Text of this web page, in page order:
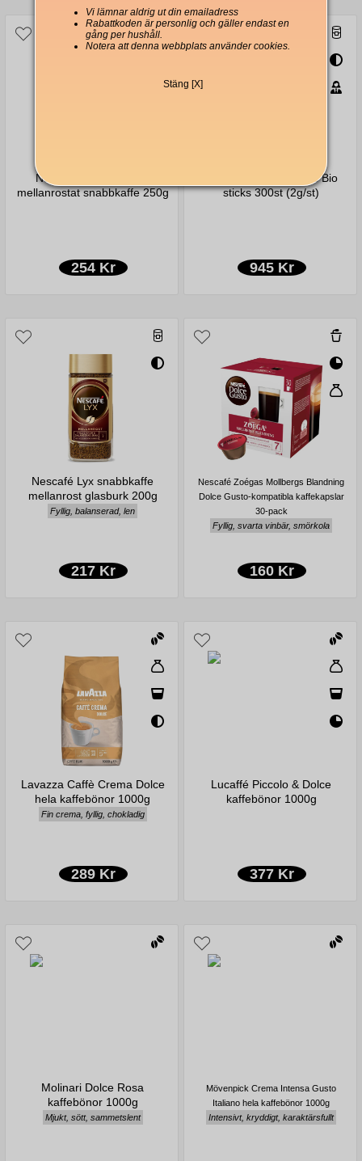
Nescafé Gold de Luxe
mellanrostat snabbkaffe 250g
254 Kr
Nescafé Gold Organic Bio
sticks 300st (2g/st)
945 Kr
Nescafé Lyx snabbkaffe
mellanrost glasburk 200g
Fyllig, balanserad, len
217 Kr
Nescafé Zoégas Mollbergs Blandning
Dolce Gusto-kompatibla kaffekapslar
30-pack
Fyllig, svarta vinbär, smörkola
160 Kr
Lavazza Caffè Crema Dolce
hela kaffebönor 1000g
Fin crema, fyllig, chokladig
289 Kr
Lucaffé Piccolo & Dolce
kaffebönor 1000g
377 Kr
Molinari Dolce Rosa
kaffebönor 1000g
Mjukt, sött, sammetslent
Mövenpick Crema Intensa Gusto
Italiano hela kaffebönor 1000g
Intensivt, kryddigt, karaktärsfullt
Vi lämnar aldrig ut din emailadress
Rabattkoden är personlig och gäller endast en
gång per hushåll.
Notera att denna webbplats använder cookies.
Stäng [X]